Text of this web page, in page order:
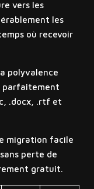
vers les
les
où recevoir
polyvalence
parfaitement
.docx, .rtf et
migration facile
perte de
gratuit.